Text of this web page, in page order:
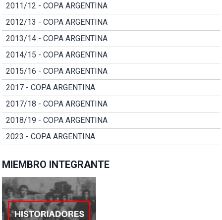
2011/12 - COPA ARGENTINA
2012/13 - COPA ARGENTINA
2013/14 - COPA ARGENTINA
2014/15 - COPA ARGENTINA
2015/16 - COPA ARGENTINA
2017 - COPA ARGENTINA
2017/18 - COPA ARGENTINA
2018/19 - COPA ARGENTINA
2023 - COPA ARGENTINA
MIEMBRO INTEGRANTE